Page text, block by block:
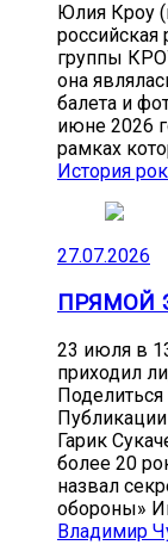
Юлия Кроу
российская
группы
она
балета и
июне 2026
рамках
История
27.07.2026
ПРЯМОЙ
23 июля в
приходил
Гарик
более 20
назвал
обороны»
Владимир